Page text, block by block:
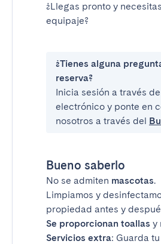
¿Llegas pronto y
equipaje?
¿Tienes alguna
reserva?
Inicia sesión a través
electrónico y ponte en
nosotros a través del
Bueno saberlo
No se admiten mascotas.
Limpiamos y
propiedad antes y
Se proporcionan toallas y
Servicios extra: Guarda